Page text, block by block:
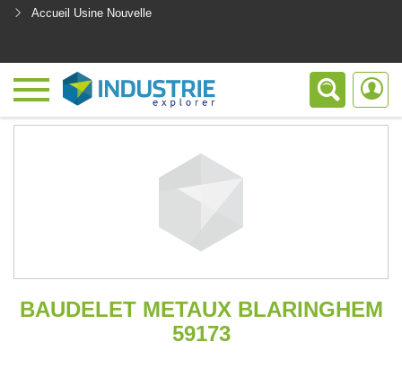
Accueil Usine Nouvelle
BAUDELET METAUX BLARINGHEM
59173